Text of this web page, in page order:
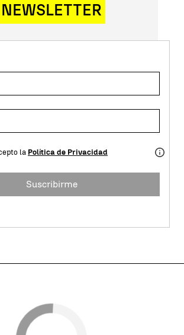
NEWSLETTER
la Política de Privacidad
Suscribirme